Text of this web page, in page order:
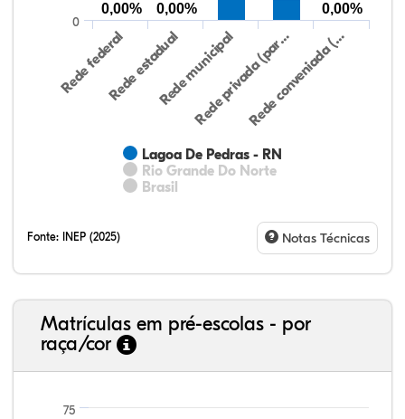
Lagoa De Pedras - RN
Rio Grande Do Norte
Brasil
Rede federalRede estadualRede municipal
Rede privada (par…Rede conveniada (…
0
0,00% 0,00%
0,00%
Fonte: INEP (2025) Notas Técnicas
Matrículas em pré-escolas - por
raça/cor
75